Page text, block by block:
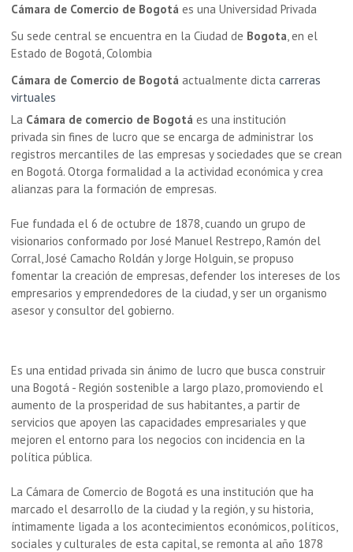
Cámara de Comercio de Bogotá es una Universidad Privada
Su sede central se encuentra en la Ciudad de Bogota, en el
Estado de Bogotá, Colombia
Cámara de Comercio de Bogotá actualmente dicta carreras
virtuales
La Cámara de comercio de Bogotá es una institución
privada sin fines de lucro que se encarga de administrar los
registros mercantiles de las empresas y sociedades que se crean
en Bogotá. Otorga formalidad a la actividad económica y crea
alianzas para la formación de empresas.
Fue fundada el 6 de octubre de 1878, cuando un grupo de
visionarios conformado por José Manuel Restrepo, Ramón del
Corral, José Camacho Roldán y Jorge Holguin, se propuso
fomentar la creación de empresas, defender los intereses de los
empresarios y emprendedores de la ciudad, y ser un organismo
asesor y consultor del gobierno.
Es una entidad privada sin ánimo de lucro que busca construir
una Bogotá - Región sostenible a largo plazo, promoviendo el
aumento de la prosperidad de sus habitantes, a partir de
servicios que apoyen las capacidades empresariales y que
mejoren el entorno para los negocios con incidencia en la
política pública.
La Cámara de Comercio de Bogotá es una institución que ha
marcado el desarrollo de la ciudad y la región, y su historia,
íntimamente ligada a los acontecimientos económicos, políticos,
sociales y culturales de esta capital, se remonta al año 1878